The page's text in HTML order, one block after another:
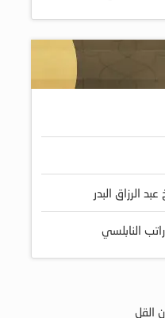
الرزاق البدر
النابلسي
القل